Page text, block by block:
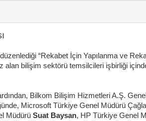
“Rekabet İçin Yapılanma ve
alan bilişim sektörü temsilcileri işbirliği
Bilkom Bilişim Hizmetleri A.Ş.
Microsoft Türkiye Genel Müdürü
Müdürü Suat Baysan, HP Türkiye Genel